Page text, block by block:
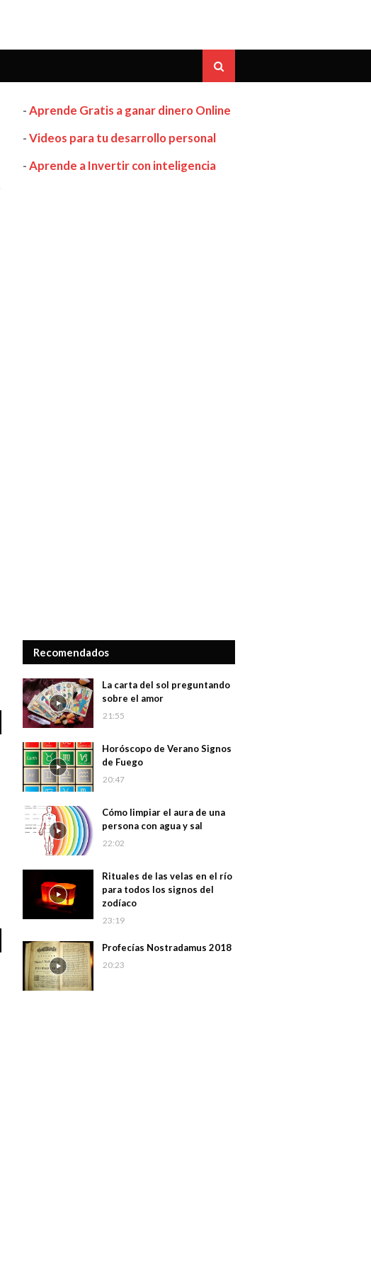
-Aprende Gratis a ganar dinero Online
-Videos para tu desarrollo personal
-Aprende a Invertir con inteligencia
Recomendados
La carta del sol preguntando
sobre el amor
21:55
Horóscopo de Verano Signos
de Fuego
20:47
Cómo limpiar el aura de una
persona con agua y sal
22:02
Rituales de las velas en el río
para todos los signos del
zodíaco
23:19
Profecías Nostradamus 2018
20:23